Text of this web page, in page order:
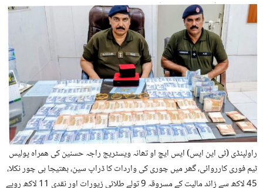
راولپنڈی (ٹی این ایس) ایس ایچ او تھانہ ویسٹریج راجہ حسنین کی ھمراہ پولیس
ٹیم فوری کارروائی، گھر میں چوری کی واردات کا ڈراپ سین، بھتیجا ہی چور نکلا،
45 لاکھ سے زائد مالیت کے مسروقہ 9 تولے طلائی زیورات اور نقدی 11 لاکھ روپے